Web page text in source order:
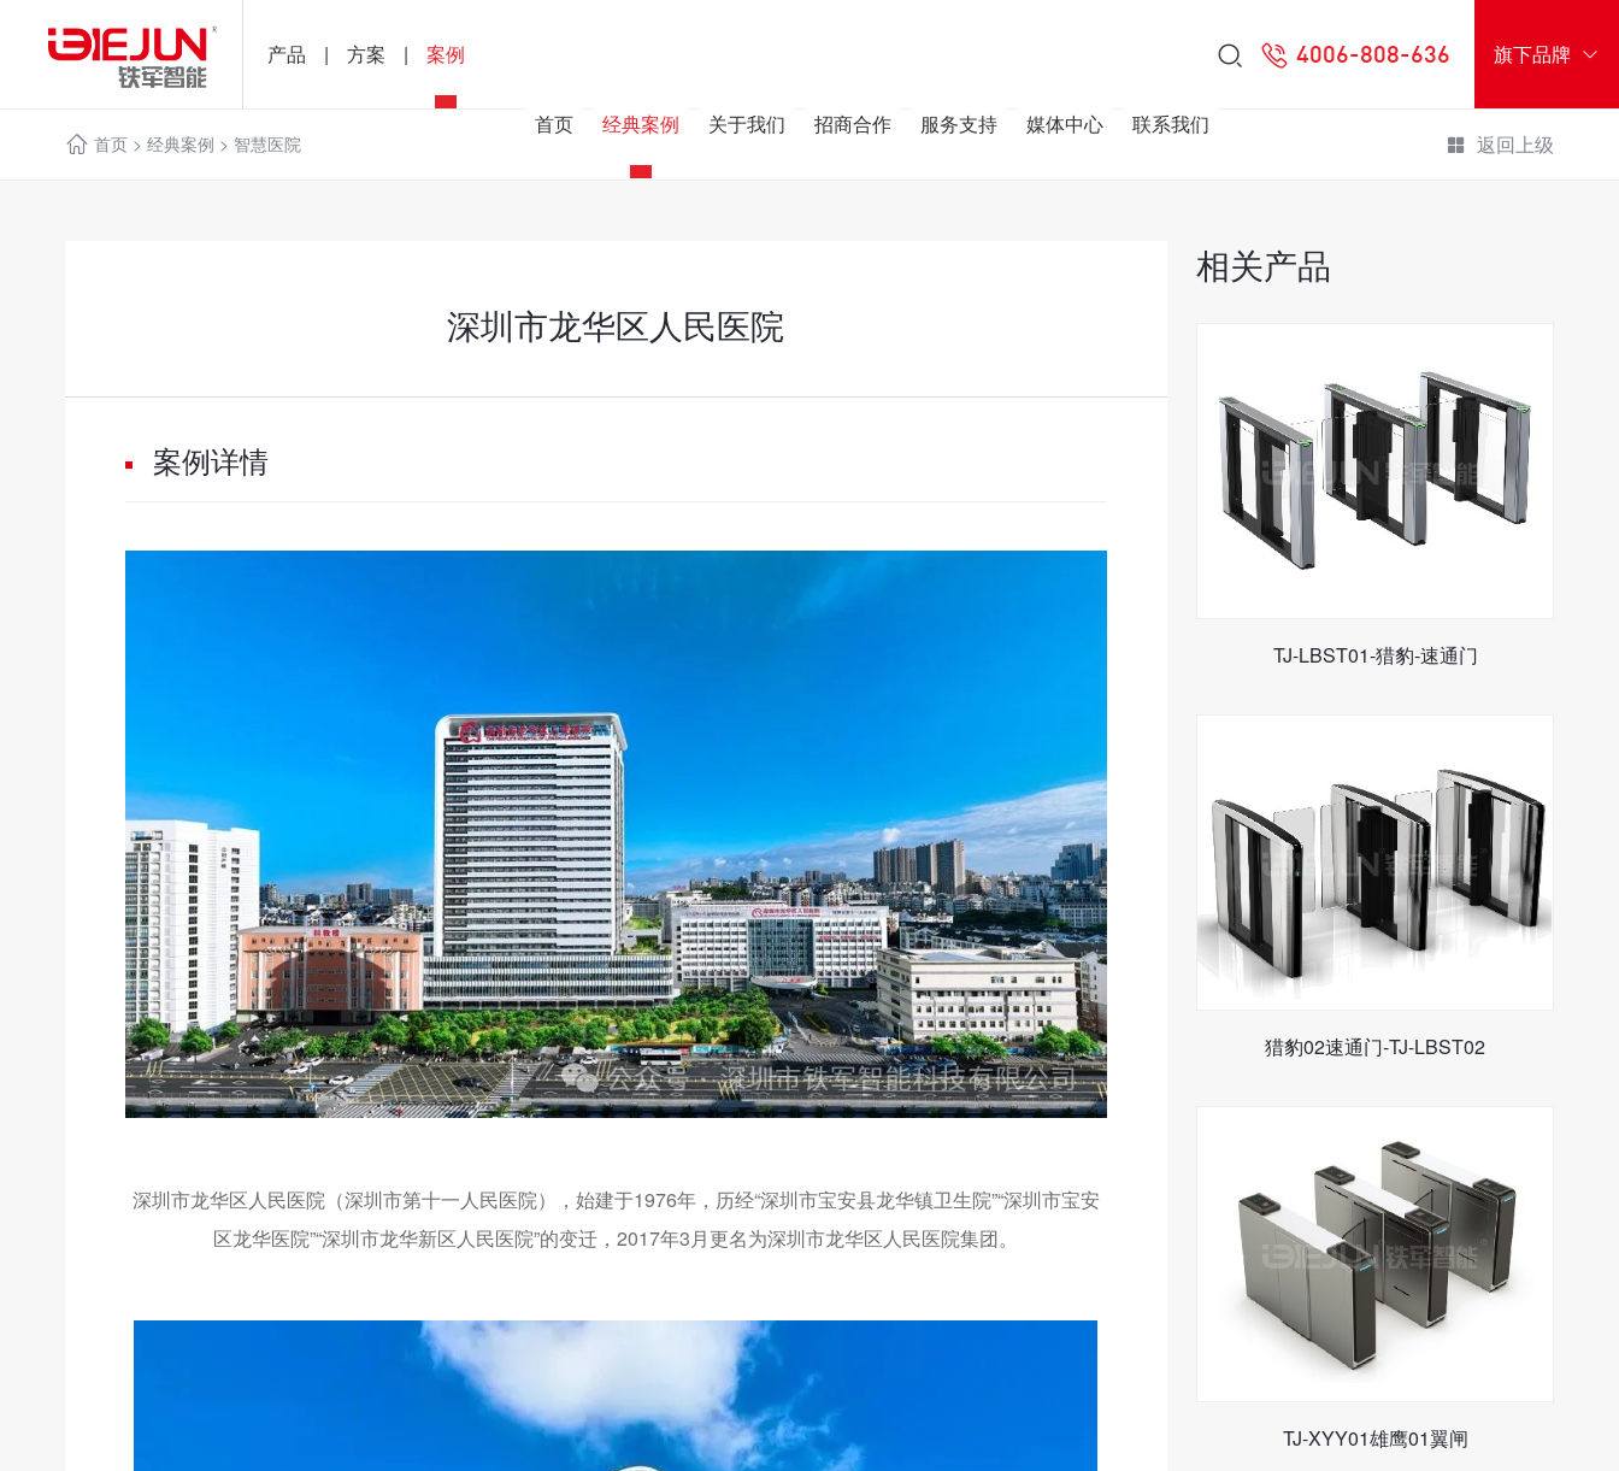
产品 | 方案 | 案例 旗下品牌
4006-808-636
首页 经典案例 关于我们 招商合作 服务支持 媒体中心 联系我们
首页> 经典案例 > 智慧医院 返回上级
深圳市龙华区人民医院
案例详情
深圳市龙华区人民医院（深圳市第十一人民医院），始建于1976年，历经“深圳市宝安县龙华镇卫生院”“深圳市宝安
区龙华医院”“深圳市龙华新区人民医院”的变迁，2017年3月更名为深圳市龙华区人民医院集团。
相关产品
TJ-LBST01-猎豹-速通门
猎豹02速通门-TJ-LBST02
TJ-XYY01雄鹰01翼闸